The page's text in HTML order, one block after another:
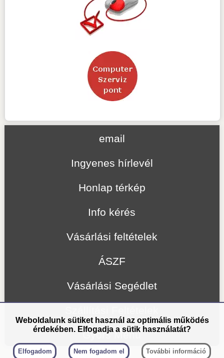
email
Ingyenes hírlevél
Honlap térkép
Info kérés
Vásárlási feltételek
ÁSZF
Vásárlási Segédlet
Gyors Menü
Weboldalunk sütiket használ az optimális működés
érdekében. Elfogadja a sütik használatát?
Elfogadom Nem fogadom el További információ